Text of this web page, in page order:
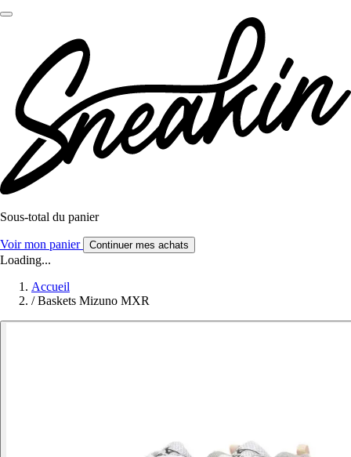
Sous-total du panier
Voir mon panier Continuer mes achats
Loading...
Accueil
/ Baskets Mizuno MXR